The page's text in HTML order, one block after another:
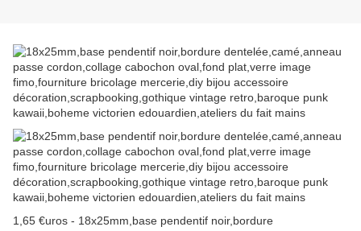
1,65 €uros - 18x25mm,base pendentif noir,bordure